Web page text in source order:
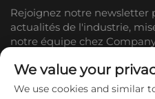
Rejoignez notre newsletter
actualités de l'industrie,
notre équipe chez
We value your
We use cookies and similar